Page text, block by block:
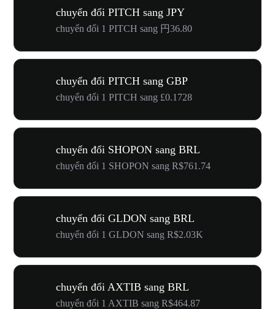
chuyển đổi PITCH sang JPY
chuyển đổi 1 PITCH sang 円36.80
chuyển đổi PITCH sang GBP
chuyển đổi 1 PITCH sang £0.1728
chuyển đổi SHOPON sang BRL
chuyển đổi 1 SHOPON sang R$761.74
chuyển đổi GLDON sang BRL
chuyển đổi 1 GLDON sang R$2.03K
chuyển đổi AXTIB sang BRL
chuyển đổi 1 AXTIB sang R$464.87